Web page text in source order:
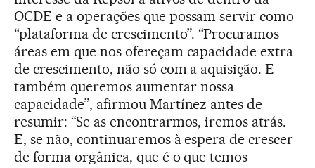
OCDE e a operações que possam servir como
“plataforma de crescimento”. “Procuramos
áreas em que nos ofereçam capacidade extra
de crescimento, não só com a aquisição. E
também queremos aumentar nossa
capacidade”, afirmou Martínez antes de
resumir: “Se as encontrarmos, iremos atrás.
E, se não, continuaremos à espera de crescer
de forma orgânica, que é o que temos